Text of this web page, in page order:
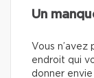
Un
Vous n’avez
endroit qui
donner